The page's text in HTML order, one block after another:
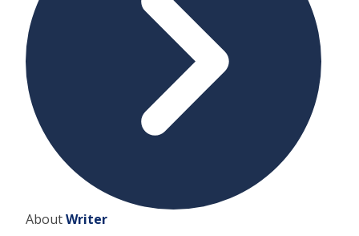
AboutWriter